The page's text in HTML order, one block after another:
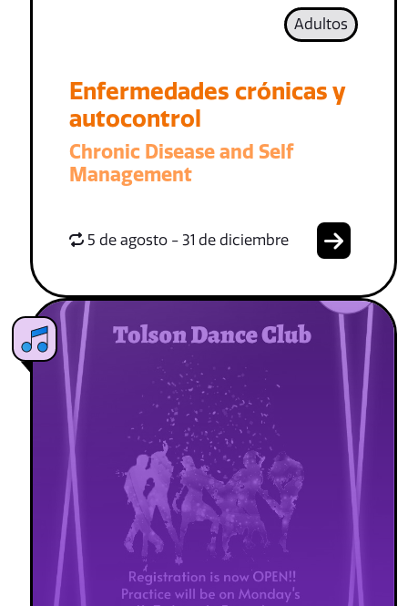
Adultos
Enfermedades crónicas y
autocontrol
Chronic Disease and Self
Management
5 de agosto - 31 de diciembre